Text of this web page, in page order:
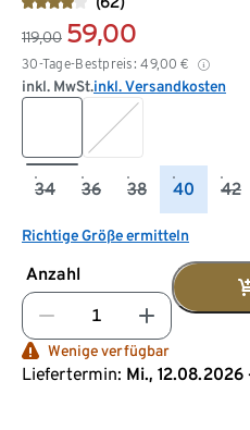
119,00 59,00
30-Tage-Bestpreis: 49,00 €
inkl. MwSt.inkl. Versandkosten
34 36 38 40 42
Richtige Größe ermitteln
Anzahl
Wenige verfügbar
Liefertermin: Mi., 12.08.2026